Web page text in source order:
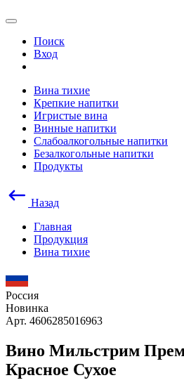
Поиск
Вход
Вина тихие
Крепкие напитки
Игристые вина
Винные напитки
Слабоалкогольные напитки
Безалкогольные напитки
Продукты
Назад
Главная
Продукция
Вина тихие
Россия
Новинка
Арт. 4606285016963
Вино Мильстрим
Красное Сухое